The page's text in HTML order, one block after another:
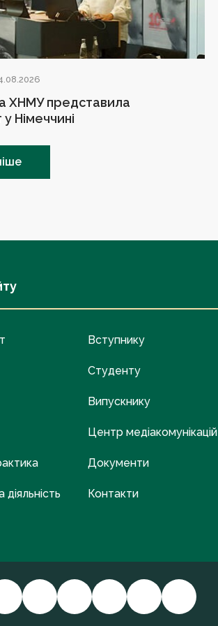
ХНМУ представила
Німеччині
Вступнику
Студенту
Випускнику
Центр медіакомунікацій
Документи
Контакти